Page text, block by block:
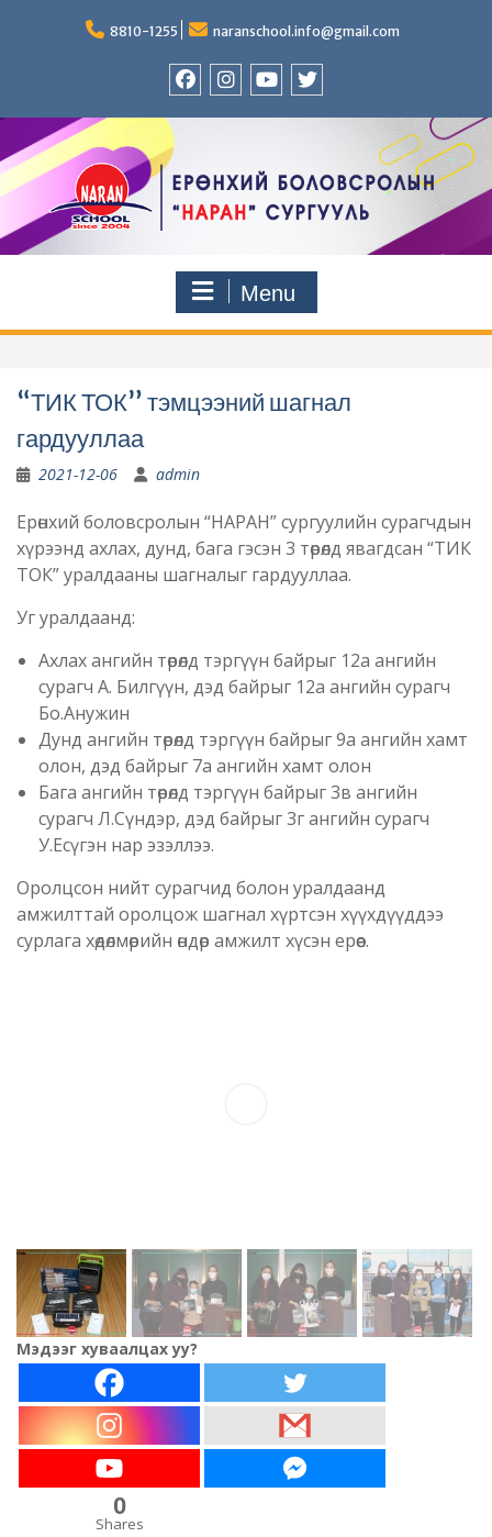
8810-1255 naranschool.info@gmail.com
Menu
“ТИК ТОК” тэмцээний шагнал
гардууллаа
2021-12-06 admin
Ерөнхий боловсролын “НАРАН” сургуулийн сурагчдын
хүрээнд ахлах, дунд, бага гэсэн 3 төрөлд явагдсан “ТИК
ТОК” уралдааны шагналыг гардууллаа.
Уг уралдаанд:
Ахлах ангийн төрөлд тэргүүн байрыг 12а ангийн
сурагч А. Билгүүн, дэд байрыг 12а ангийн сурагч
Бо.Анужин
Дунд ангийн төрөлд тэргүүн байрыг 9а ангийн хамт
олон, дэд байрыг 7а ангийн хамт олон
Бага ангийн төрөлд тэргүүн байрыг 3в ангийн
сурагч Л.Сүндэр, дэд байрыг 3г ангийн сурагч
У.Есүгэн нар эзэллээ.
Оролцсон нийт сурагчид болон уралдаанд
амжилттай оролцож шагнал хүртсэн хүүхдүүддээ
сурлага хөдөлмөрийн өндөр амжилт хүсэн ерөөе.
Мэдээг хуваалцах уу?
0
Shares